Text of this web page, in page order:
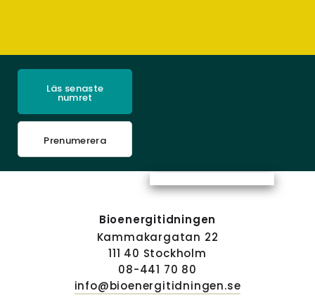
Läs senaste
numret
Prenumerera
Bioenergitidningen
Kammakargatan 22
111 40 Stockholm
08-441 70 80
info@bioenergitidningen.se